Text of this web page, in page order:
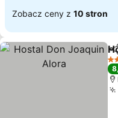
Zobacz ceny z 10 stron
3